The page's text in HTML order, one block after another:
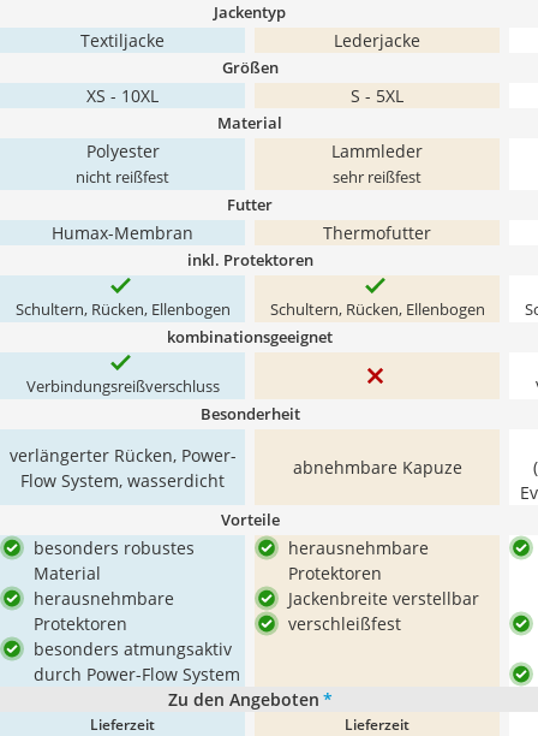
Jackentyp
Textiljacke Lederjacke
Größen
XS - 10XL S - 5XL
Material
Polyester
nicht reißfest
Lammleder
sehr reißfest
Futter
Humax-Membran Thermofutter
inkl. Protektoren
Schultern, Rücken, Ellenbogen Schultern, Rücken, Ellenbogen
kombinationsgeeignet
Verbindungsreißverschluss
Besonderheit
verlängerter Rücken, Power-
Flow System, wasserdicht
abnehmbare Kapuze
Vorteile
besonders robustes
Material
herausnehmbare
Protektoren
besonders atmungsaktiv
durch Power-Flow System
herausnehmbare
Protektoren
Jackenbreite verstellbar
verschleißfest
Zu den Angeboten *
Lieferzeit Lieferzeit